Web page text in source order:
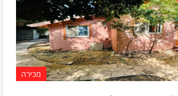
מכירה